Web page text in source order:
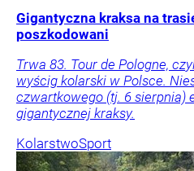
Gigantyczna kraksa na
poszkodowani
Trwa 83. Tour de Pologne,
wyścig kolarski w Polsce.
czwartkowego (tj. 6 sierpnia)
gigantycznej kraksy.
KolarstwoSport